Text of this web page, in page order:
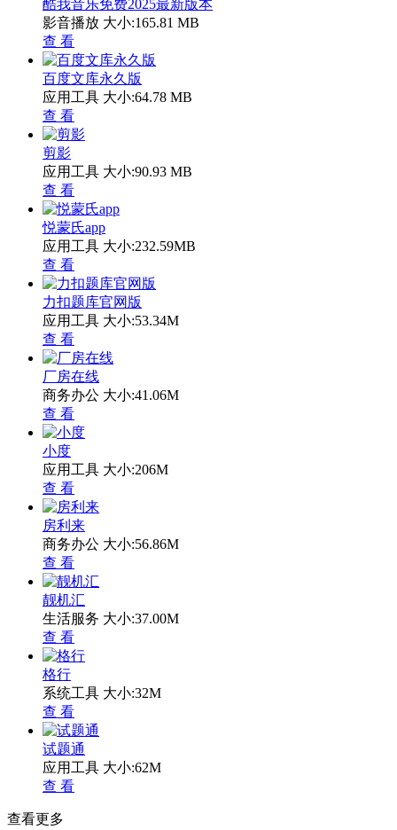
酷我音乐免费2025最新版本
影音播放 大小:165.81 MB
查 看
百度文库永久版
应用工具 大小:64.78 MB
查 看
剪影
应用工具 大小:90.93 MB
查 看
悦蒙氏app
应用工具 大小:232.59MB
查 看
力扣题库官网版
应用工具 大小:53.34M
查 看
厂房在线
商务办公 大小:41.06M
查 看
小度
应用工具 大小:206M
查 看
房利来
商务办公 大小:56.86M
查 看
靓机汇
生活服务 大小:37.00M
查 看
格行
系统工具 大小:32M
查 看
试题通
应用工具 大小:62M
查 看
查看更多